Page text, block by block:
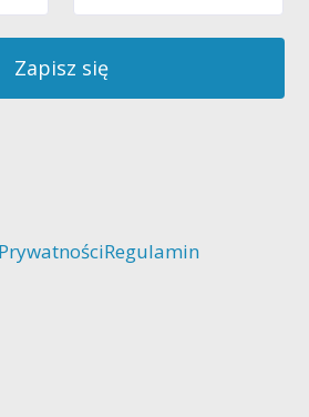
Zapisz się
Regulamin